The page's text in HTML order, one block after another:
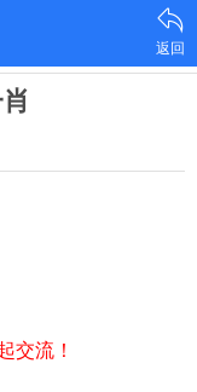
返回
交流！